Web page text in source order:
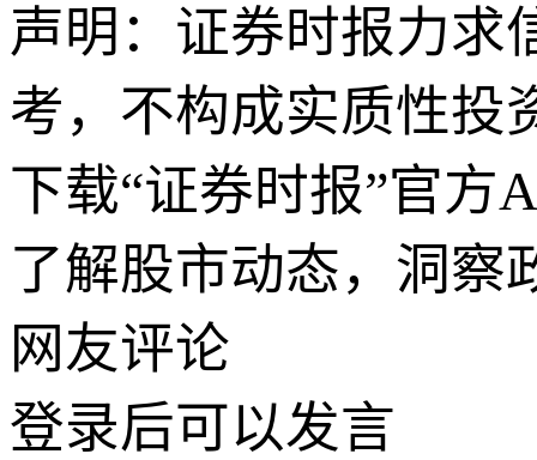
声明：证券时报力求
考，不构成实质性投
下载“证券时报”官方
了解股市动态，洞察
网友评论
登录后可以发言